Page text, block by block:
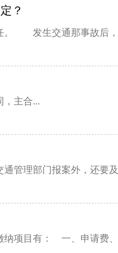
？
。 发生交通那事故后
主合...
管理部门报案外，还要
纳项目有： 一、申请费